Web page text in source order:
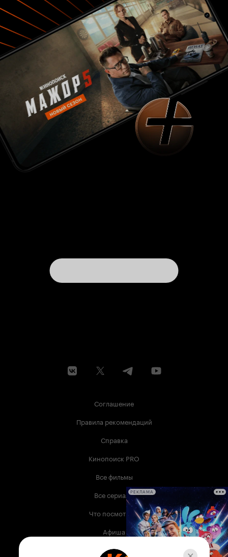
Соглашение
Правила рекомендаций
Справка
Кинопоиск PRO
Все фильмы
Все сериалы
Что посмотреть
Афиша
Музыка
РЕКЛАМА